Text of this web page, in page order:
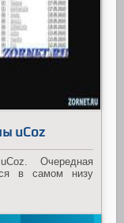
uCoz
Очередная
в самом низу